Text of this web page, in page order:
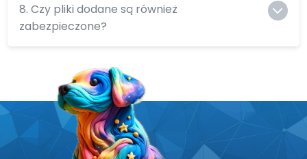
8. Czy pliki dodane są również
zabezpieczone?